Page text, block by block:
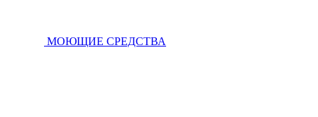
МОЮЩИЕ СРЕДСТВА